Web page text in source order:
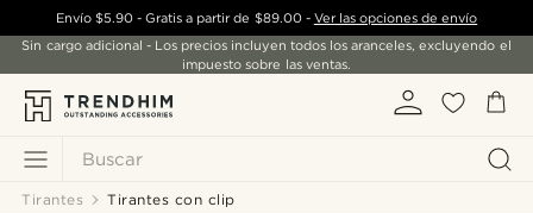
Buscar
Envío $5.90- Gratis a partir de $89.00- Ver las opciones de envío
Sin cargo adicional - Los precios incluyen todos los aranceles, excluyendo el
impuesto sobre las ventas.
Tirantes Tirantes con clip